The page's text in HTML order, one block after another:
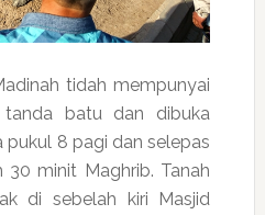
tidah mempunyai
batu dan dibuka
pukul 8 pagi dan selepas
30 minit Maghrib. Tanah
di sebelah kiri Masjid